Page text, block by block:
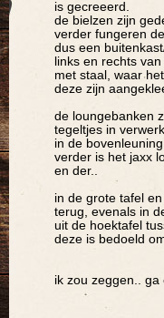
is gecreeerd.
de bielzen zijn
verder fungeren
dus een
links en rechts
met staal, waar
deze zijn
de loungebanken
tegeltjes in
in de
verder is het jaxx
en der..
in de grote tafel
terug, evenals in
uit de hoektafel
deze is bedoeld
ik zou zeggen..